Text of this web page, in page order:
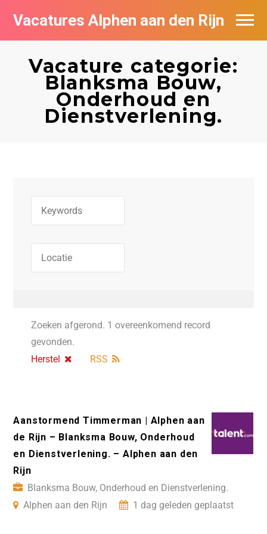
Vacatures Alphen aan den Rijn
Vacature categorie:
Blanksma Bouw,
Onderhoud en
Dienstverlening.
Zoeken afgerond. 1 overeenkomend record
gevonden.
Herstel
RSS
Aanstormend Timmerman | Alphen aan
de Rijn – Blanksma Bouw, Onderhoud
en Dienstverlening. – Alphen aan den
Rijn
Blanksma Bouw, Onderhoud en Dienstverlening.
Alphen aan den Rijn
1 dag geleden geplaatst
Vacatures per bedrijf in Alphen aan den
Rijn
De populairste vacatures in Alphen aan